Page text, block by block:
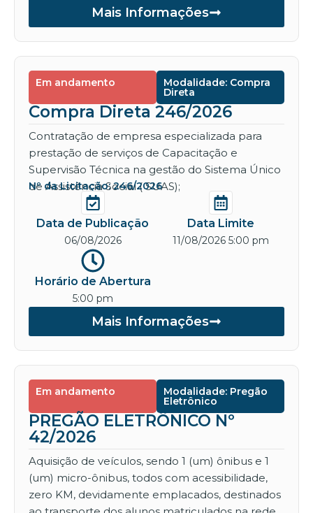
Mais Informações
Em andamento Modalidade: Compra
Direta
Compra Direta 246/2026
Contratação de empresa especializada para
prestação de serviços de Capacitação e
Supervisão Técnica na gestão do Sistema Único
de Assistência Social ( SUAS);
Nº da Licitação: 246/2026
Data de Publicação
06/08/2026
Data Limite
11/08/2026 5:00 pm
Horário de Abertura
5:00 pm
Mais Informações
Em andamento Modalidade: Pregão
Eletrônico
PREGÃO ELETRÔNICO Nº
42/2026
Aquisição de veículos, sendo 1 (um) ônibus e 1
(um) micro-ônibus, todos com acessibilidade,
zero KM, devidamente emplacados, destinados